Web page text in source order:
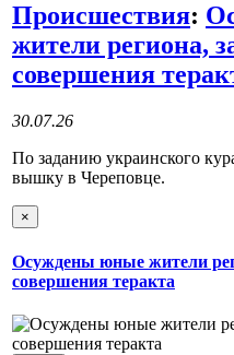
Происшествия:
жители региона,
совершения
30.07.26
По заданию украинского
вышку в Череповце.
×
Осуждены юные жители
совершения теракта